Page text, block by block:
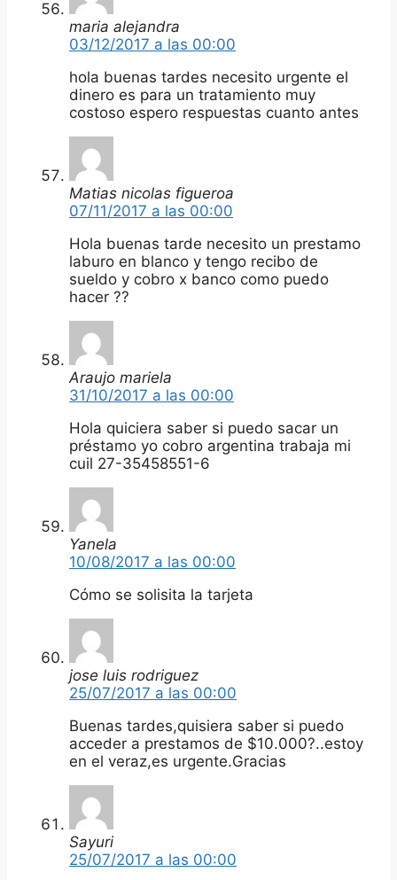
maria alejandra
03/12/2017 a las 00:00
hola buenas tardes necesito urgente el
dinero es para un tratamiento muy
costoso espero respuestas cuanto antes
Matias nicolas figueroa
07/11/2017 a las 00:00
Hola buenas tarde necesito un prestamo
laburo en blanco y tengo recibo de
sueldo y cobro x banco como puedo
hacer ??
Araujo mariela
31/10/2017 a las 00:00
Hola quiciera saber si puedo sacar un
préstamo yo cobro argentina trabaja mi
cuil 27-35458551-6
Yanela
10/08/2017 a las 00:00
Cómo se solisita la tarjeta
jose luis rodriguez
25/07/2017 a las 00:00
Buenas tardes,quisiera saber si puedo
acceder a prestamos de $10.000?..estoy
en el veraz,es urgente.Gracias
Sayuri
25/07/2017 a las 00:00